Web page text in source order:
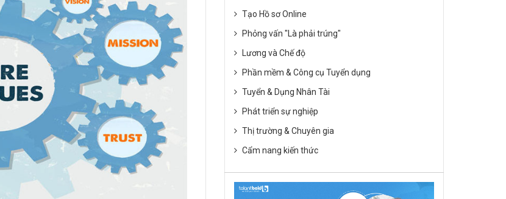
Tạo Hồ sơ Online
Phỏng vấn "Là phải trúng"
Lương và Chế độ
Phần mềm & Công cụ Tuyển dụng
Tuyển & Dụng Nhân Tài
Phát triển sự nghiệp
Thị trường & Chuyên gia
Cẩm nang kiến thức